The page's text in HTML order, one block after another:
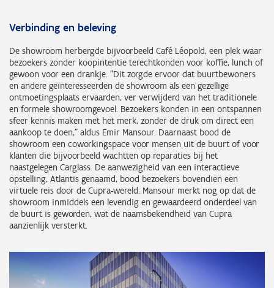
Verbinding en beleving
De showroom herbergde bijvoorbeeld Café Léopold, een plek waar
bezoekers zonder koopintentie terechtkonden voor koffie, lunch of
gewoon voor een drankje. "Dit zorgde ervoor dat buurtbewoners
en andere geïnteresseerden de showroom als een gezellige
ontmoetingsplaats ervaarden, ver verwijderd van het traditionele
en formele showroomgevoel. Bezoekers konden in een ontspannen
sfeer kennis maken met het merk, zonder de druk om direct een
aankoop te doen," aldus Emir Mansour. Daarnaast bood de
showroom een coworkingspace voor mensen uit de buurt of voor
klanten die bijvoorbeeld wachtten op reparaties bij het
naastgelegen Carglass. De aanwezigheid van een interactieve
opstelling, Atlantis genaamd, bood bezoekers bovendien een
virtuele reis door de Cupra-wereld. Mansour merkt nog op dat de
showroom inmiddels een levendig en gewaardeerd onderdeel van
de buurt is geworden, wat de naamsbekendheid van Cupra
aanzienlijk versterkt.